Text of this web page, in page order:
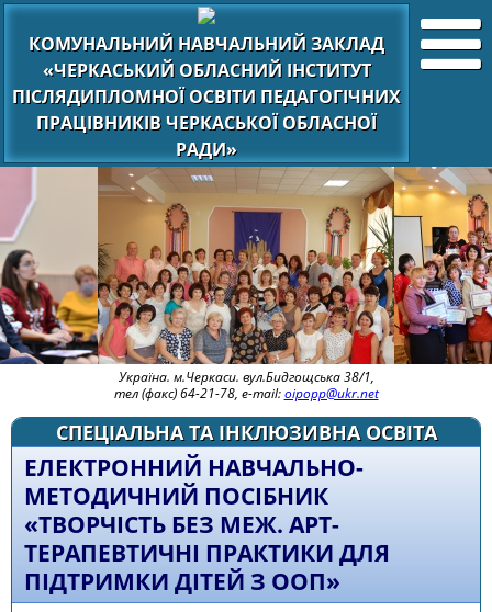
КОМУНАЛЬНИЙ НАВЧАЛЬНИЙ ЗАКЛАД
«ЧЕРКАСЬКИЙ ОБЛАСНИЙ ІНСТИТУТ
ПІСЛЯДИПЛОМНОЇ ОСВІТИ ПЕДАГОГІЧНИХ
ПРАЦІВНИКІВ ЧЕРКАСЬКОЇ ОБЛАСНОЇ
РАДИ»
Україна. м.Черкаси. вул.Бидгощська 38/1,
тел (факс) 64-21-78, e-mail:oipopp@ukr.net
СПЕЦІАЛЬНА ТА ІНКЛЮЗИВНА ОСВІТА
ЕЛЕКТРОННИЙ НАВЧАЛЬНО-
МЕТОДИЧНИЙ ПОСІБНИК
«ТВОРЧІСТЬ БЕЗ МЕЖ. АРТ-
ТЕРАПЕВТИЧНІ ПРАКТИКИ ДЛЯ
ПІДТРИМКИ ДІТЕЙ З ООП»